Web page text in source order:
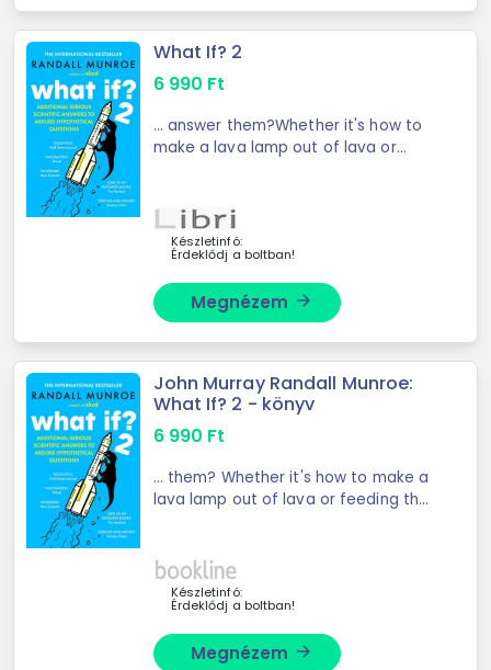
What If? 2
6 990 Ft
... answer them?Whether it's how to
make a lava lamp out of lava or
Készletinfó:
Érdeklődj a boltban!
Megnézem arrow_forward
John Murray Randall Munroe:
What If? 2 - könyv
6 990 Ft
... them? Whether it's how to make a
lava lamp out of lava or feeding the
Készletinfó:
Érdeklődj a boltban!
Megnézem arrow_forward